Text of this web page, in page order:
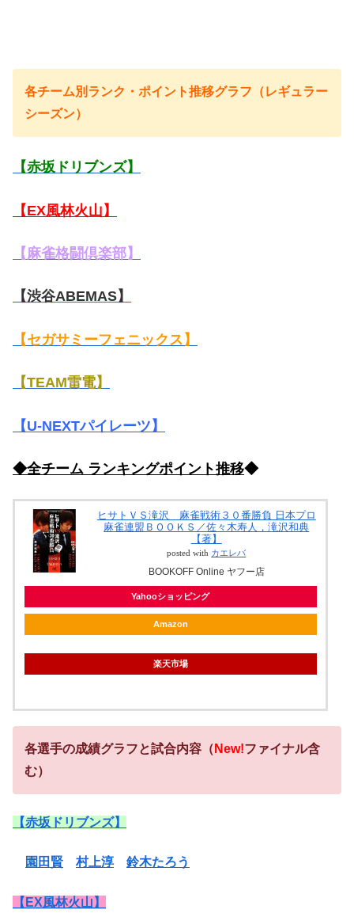
各チーム別ランク・ポイント推移グラフ（レギュラー
シーズン）
【赤坂ドリブンズ】
【EX風林火山】
【麻雀格闘倶楽部】
【渋谷ABEMAS】
【セガサミーフェニックス】
【TEAM雷電】
【U-NEXTパイレーツ】
◆全チーム ランキングポイント推移◆
ヒサトＶＳ滝沢 麻雀戦術３０番勝負 日本プロ
麻雀連盟ＢＯＯＫＳ／佐々木寿人，滝沢和典
【著】
posted with カエレバ
BOOKOFF Online ヤフー店
Yahooショッピング
Amazon
楽天市場
各選手の成績グラフと試合内容（ New!ファイナル含
む）
【赤坂ドリブンズ】
園田賢 村上淳 鈴木たろう
【EX風林火山】